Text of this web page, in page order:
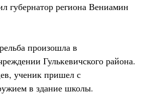
губернатор региона Вениамин
произошла в
Гулькевичского района.
ученик пришел с
в здание школы.